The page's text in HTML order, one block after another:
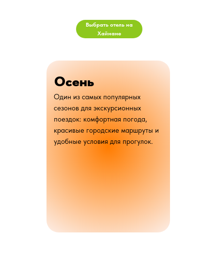
Осень
Один из самых популярных
сезонов для экскурсионных
поездок: комфортная погода,
красивые городские маршруты и
удобные условия для прогулок.
Выбрать отель на
Хайнане